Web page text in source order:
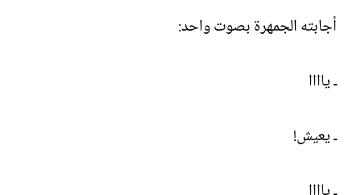
أجابته الجمهرة بصوت واحد:
ـ ياااا
ـ يعيش!